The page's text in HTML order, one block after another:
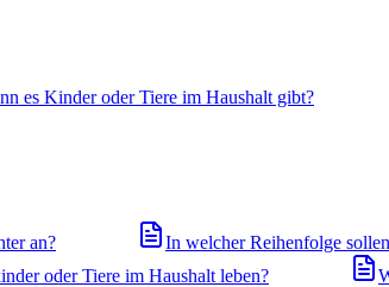
es Kinder oder Tiere im Haushalt gibt?
an?
In welcher Reihenfolge
oder Tiere im Haushalt leben?